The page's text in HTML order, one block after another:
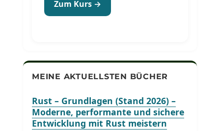
Zum Kurs →
MEINE AKTUELLSTEN BÜCHER
Rust – Grundlagen (Stand 2026) –
Moderne, performante und sichere
Entwicklung mit Rust meistern